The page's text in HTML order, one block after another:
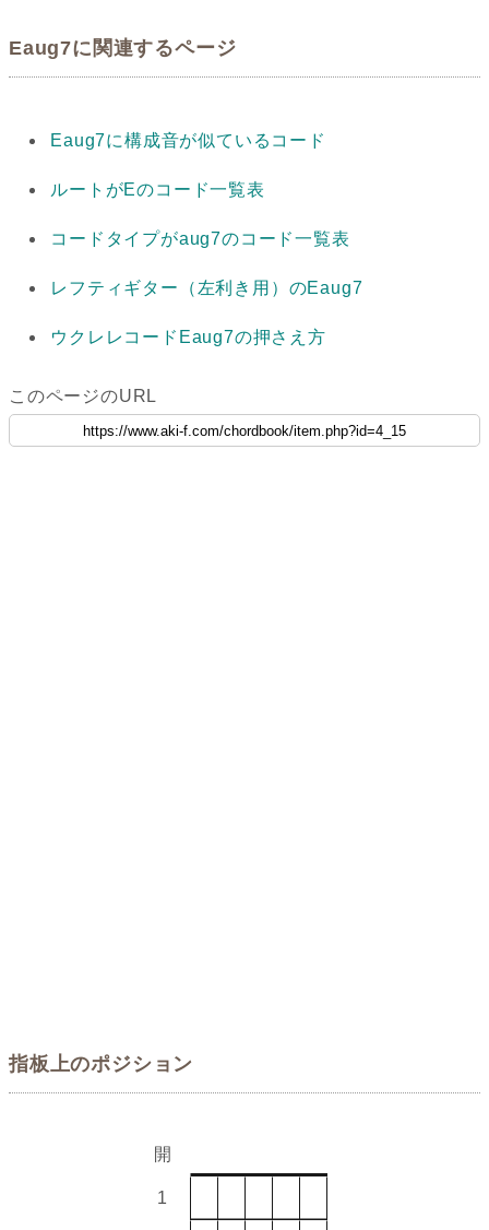
Eaug7に関連するページ
Eaug7に構成音が似ているコード
ルートがEのコード一覧表
コードタイプがaug7のコード一覧表
レフティギター（左利き用）のEaug7
ウクレレコードEaug7の押さえ方
このページのURL
指板上のポジション
開
1